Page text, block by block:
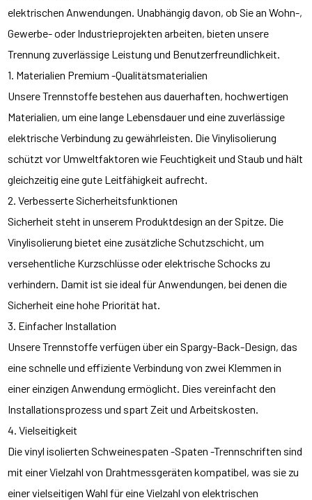
elektrischen Anwendungen. Unabhängig davon, ob Sie an Wohn-,
Gewerbe- oder Industrieprojekten arbeiten, bieten unsere
Trennung zuverlässige Leistung und Benutzerfreundlichkeit.
1. Materialien Premium -Qualitätsmaterialien
Unsere Trennstoffe bestehen aus dauerhaften, hochwertigen
Materialien, um eine lange Lebensdauer und eine zuverlässige
elektrische Verbindung zu gewährleisten. Die Vinylisolierung
schützt vor Umweltfaktoren wie Feuchtigkeit und Staub und hält
gleichzeitig eine gute Leitfähigkeit aufrecht.
2. Verbesserte Sicherheitsfunktionen
Sicherheit steht in unserem Produktdesign an der Spitze. Die
Vinylisolierung bietet eine zusätzliche Schutzschicht, um
versehentliche Kurzschlüsse oder elektrische Schocks zu
verhindern. Damit ist sie ideal für Anwendungen, bei denen die
Sicherheit eine hohe Priorität hat.
3. Einfacher Installation
Unsere Trennstoffe verfügen über ein Spargy-Back-Design, das
eine schnelle und effiziente Verbindung von zwei Klemmen in
einer einzigen Anwendung ermöglicht. Dies vereinfacht den
Installationsprozess und spart Zeit und Arbeitskosten.
4. Vielseitigkeit
Die vinyl isolierten Schweinespaten -Spaten -Trennschriften sind
mit einer Vielzahl von Drahtmessgeräten kompatibel, was sie zu
einer vielseitigen Wahl für eine Vielzahl von elektrischen